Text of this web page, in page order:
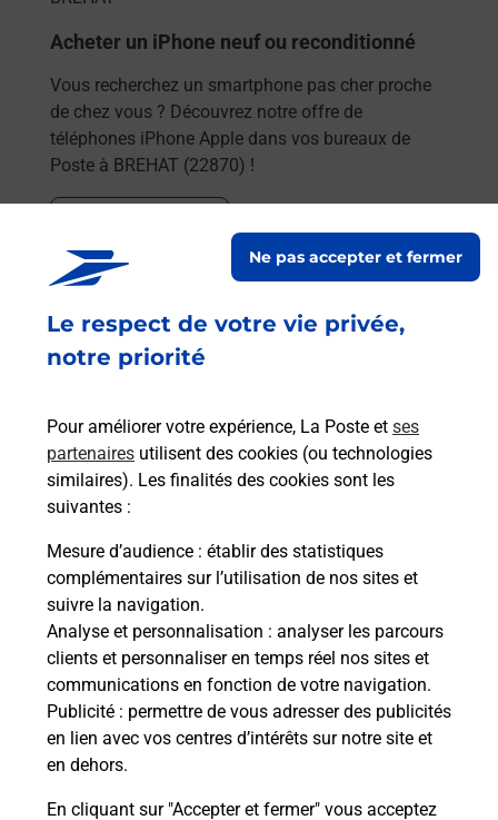
Le respect de votre vie privée,
notre priorité
Pour améliorer votre expérience, La Poste et ses
partenaires utilisent des cookies (ou technologies
similaires). Les finalités des cookies sont les
suivantes :
Mesure d’audience : établir des statistiques
complémentaires sur l’utilisation de nos sites et
suivre la navigation.
Analyse et personnalisation : analyser les parcours
clients et personnaliser en temps réel nos sites et
communications en fonction de votre navigation.
Publicité : permettre de vous adresser des publicités
en lien avec vos centres d’intérêts sur notre site et
en dehors.
En cliquant sur "Accepter et fermer" vous acceptez
Ne pas accepter et fermer
Acheter un iPhone neuf ou reconditionné
Vous recherchez un smartphone pas cher proche
de chez vous ? Découvrez notre offre de
téléphones iPhone Apple dans vos bureaux de
Poste à BREHAT (22870) !
En savoir plus
Vous recherchez un smartphone pas cher proche
de Poste à BREHAT (22870) !
En savoir plus
Souscrire à la téléassistance
Besoin d’un système de téléassistance à l’intérieur
et/ou à l’extérieur de votre domicile ? Découvrez
les offres téléalarme dans votre bureau de Poste à
BREHAT.